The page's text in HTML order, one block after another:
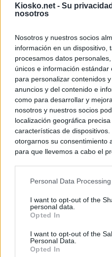
Kiosko.net - Su
nosotros
Nosotros y nuestros socios
información en un dispositivo,
procesamos datos
únicos e información estándar
para personalizar contenidos
anuncios y del contenido e
como para desarrollar y
nosotros y nuestros socios
localización geográfica
características de
otorgarnos su consentimiento
para que llevemos a cabo el
negar su consentimiento.
de su consentimiento, pero
rechazar tal procesamiento.
cualquier momento entrando
visitando nuestra política de
Personal Data
I want to opt-out of the
personal data.
Opted In
I want to opt-out of the
Personal Data.
Opted In